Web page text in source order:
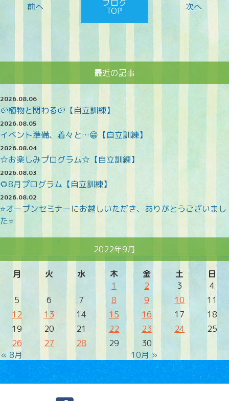
ブログ
TOP
最近の記事
2026.08.06
🥔植物と関わる🥔【自立訓練】
2026.08.05
イベント準備、着々と…😁【自立訓練】
2026.08.04
☆お楽しみプログラム☆【自立訓練】
2026.08.03
🌻8月プログラム【自立訓練】
2026.08.02
⭐オープンセミナーにお越しいただき、ありがとうございまし
た⭐
2022年9月
月 火 水 木 金 土 日
« 8月 10月 »
1 2 3
4
5
6 7 8 9 10
11
12
13 14 15 16 17
18
19
20 21 22 23 24
25
26
27 28 29 30